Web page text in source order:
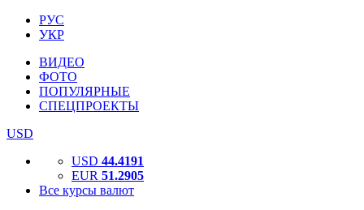
РУС
УКР
ВИДЕО
ФОТО
ПОПУЛЯРНЫЕ
СПЕЦПРОЕКТЫ
USD
USD 44.4191
EUR 51.2905
Все курсы валют